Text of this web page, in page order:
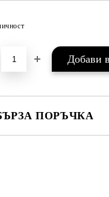
ПОРЪЧКА